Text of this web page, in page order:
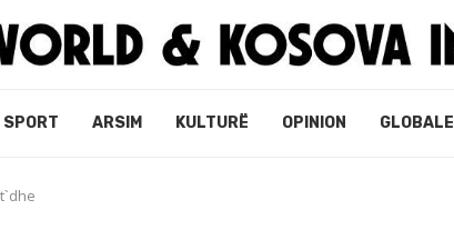
SPORT ARSIM KULTURË OPINION GLOBALE